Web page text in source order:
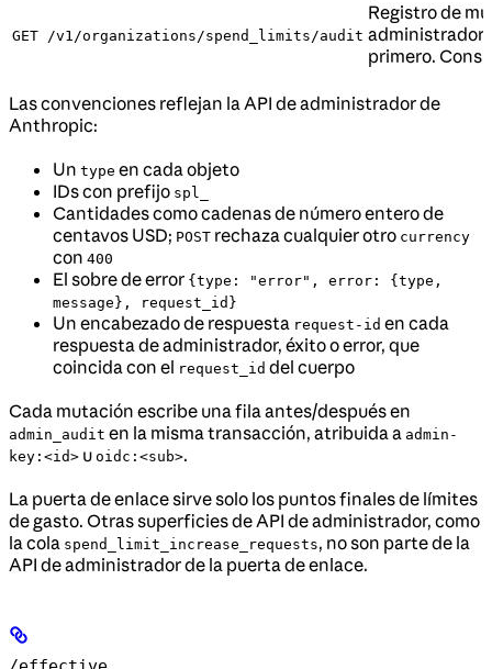
GET /v1/organizations/spend_limits/audit
Registro de
administrador,
primero.
Las convenciones reflejan la API de administrador de
Anthropic:
Un type en cada objeto
IDs con prefijo spl_
Cantidades como cadenas de número entero de
centavos USD; POST rechaza cualquier otro currency
con 400
El sobre de error {type: "error", error: {type,
message}, request_id}
Un encabezado de respuesta request-id en cada
respuesta de administrador, éxito o error, que
coincida con el request_id del cuerpo
Cada mutación escribe una fila antes/después en
admin_audit en la misma transacción, atribuida a admin-
key:<id> u oidc:<sub>.
La puerta de enlace sirve solo los puntos finales de límites
de gasto. Otras superficies de API de administrador, como
la cola spend_limit_increase_requests, no son parte de la
API de administrador de la puerta de enlace.